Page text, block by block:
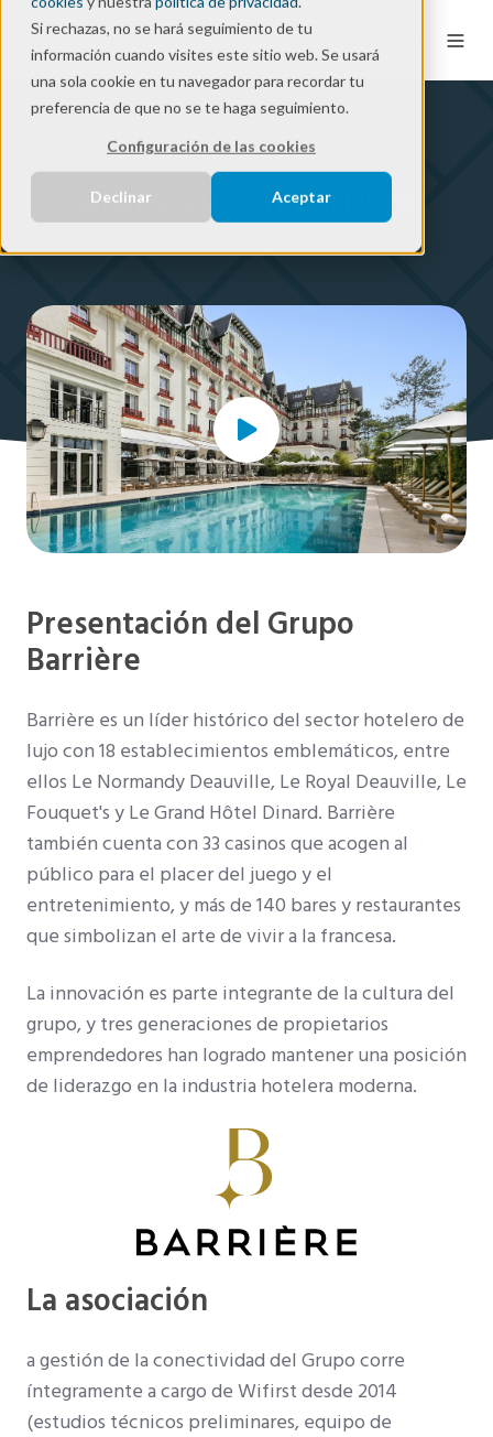
Si rechazas, no se hará seguimiento de tu
información cuando visites este sitio web. Se usará
una sola cookie en tu navegador para recordar tu
preferencia de que no se te haga seguimiento.
Configuración de las cookies
Declinar Aceptar
Success story
Grupo Lucien Barrière
Presentación del Grupo
Barrière
Barrière es un líder histórico del sector hotelero de
lujo con 18 establecimientos emblemáticos, entre
ellos Le Normandy Deauville, Le Royal Deauville, Le
Fouquet's y Le Grand Hôtel Dinard. Barrière
también cuenta con 33 casinos que acogen al
público para el placer del juego y el
entretenimiento, y más de 140 bares y restaurantes
que simbolizan el arte de vivir a la francesa.
La innovación es parte integrante de la cultura del
grupo, y tres generaciones de propietarios
emprendedores han logrado mantener una posición
de liderazgo en la industria hotelera moderna.
La asociación
a gestión de la conectividad del Grupo corre
íntegramente a cargo de Wifirst desde 2014
(estudios técnicos preliminares, equipo de